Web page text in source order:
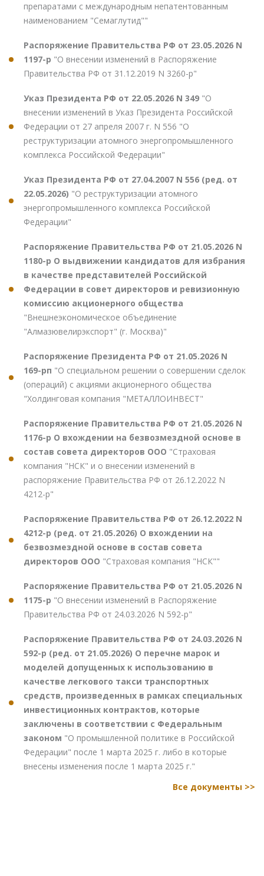
препаратами с международным непатентованным
наименованием "Семаглутид""
Распоряжение Правительства РФ от 23.05.2026 N
1197-р "О внесении изменений в Распоряжение
Правительства РФ от 31.12.2019 N 3260-р"
Указ Президента РФ от 22.05.2026 N 349 "О
внесении изменений в Указ Президента Российской
Федерации от 27 апреля 2007 г. N 556 "О
реструктуризации атомного энергопромышленного
комплекса Российской Федерации"
Указ Президента РФ от 27.04.2007 N 556 (ред. от
22.05.2026) "О реструктуризации атомного
энергопромышленного комплекса Российской
Федерации"
Распоряжение Правительства РФ от 21.05.2026 N
1180-р О выдвижении кандидатов для избрания
в качестве представителей Российской
Федерации в совет директоров и ревизионную
комиссию акционерного общества
"Внешнеэкономическое объединение
"Алмазювелирэкспорт" (г. Москва)"
Распоряжение Президента РФ от 21.05.2026 N
169-рп "О специальном решении о совершении сделок
(операций) с акциями акционерного общества
"Холдинговая компания "МЕТАЛЛОИНВЕСТ"
Распоряжение Правительства РФ от 21.05.2026 N
1176-р О вхождении на безвозмездной основе в
состав совета директоров ООО "Страховая
компания "НСК" и о внесении изменений в
распоряжение Правительства РФ от 26.12.2022 N
4212-р"
Распоряжение Правительства РФ от 26.12.2022 N
4212-р (ред. от 21.05.2026) О вхождении на
безвозмездной основе в состав совета
директоров ООО "Страховая компания "НСК""
Распоряжение Правительства РФ от 21.05.2026 N
1175-р "О внесении изменений в Распоряжение
Правительства РФ от 24.03.2026 N 592-р"
Распоряжение Правительства РФ от 24.03.2026 N
592-р (ред. от 21.05.2026) О перечне марок и
моделей допущенных к использованию в
качестве легкового такси транспортных
средств, произведенных в рамках специальных
инвестиционных контрактов, которые
заключены в соответствии с Федеральным
законом "О промышленной политике в Российской
Федерации" после 1 марта 2025 г. либо в которые
внесены изменения после 1 марта 2025 г."
Все документы >>